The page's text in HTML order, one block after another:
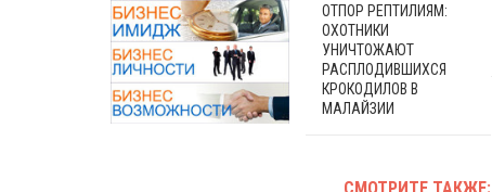
ОТПОР РЕПТИЛИЯМ:
ОХОТНИКИ
УНИЧТОЖАЮТ
РАСПЛОДИВШИХСЯ
КРОКОДИЛОВ В
МАЛАЙЗИИ